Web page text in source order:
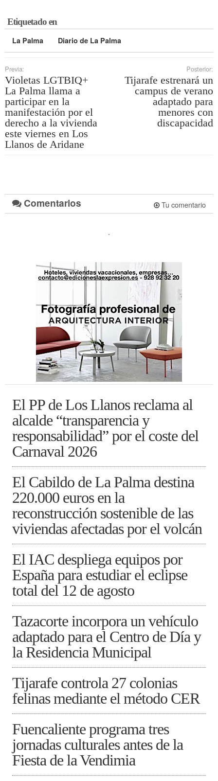
Etiquetado en
La Palma Diario de La Palma
Previa:
Violetas LGTBIQ+
La Palma llama a
participar en la
manifestación por el
derecho a la vivienda
este viernes en Los
Llanos de Aridane
Posterior:
Tijarafe estrenará un
campus de verano
adaptado para
menores con
discapacidad
Comentarios Tu comentario
.
El PP de Los Llanos reclama al
alcalde “transparencia y
responsabilidad” por el coste del
Carnaval 2026
El Cabildo de La Palma destina
220.000 euros en la
reconstrucción sostenible de las
viviendas afectadas por el volcán
El IAC despliega equipos por
España para estudiar el eclipse
total del 12 de agosto
Tazacorte incorpora un vehículo
adaptado para el Centro de Día y
la Residencia Municipal
Tijarafe controla 27 colonias
felinas mediante el método CER
Fuencaliente programa tres
jornadas culturales antes de la
Fiesta de la Vendimia